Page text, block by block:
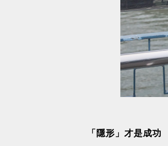
「隱形」才是成功